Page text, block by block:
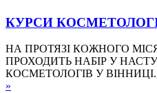
КУРСИ
НА ПРОТЯЗІ КОЖНОГО
ПРОХОДИТЬ НАБІР У
КОСМЕТОЛОГІВ У
»